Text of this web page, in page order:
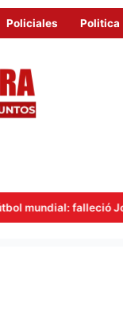
Policiales Politica
padre de Lionel